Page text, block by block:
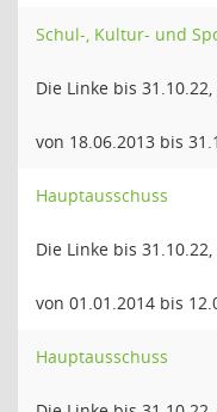
Schul-, Kultur- und
Die Linke bis
von 18.06.2013 bis
Hauptausschuss
Die Linke bis
von 01.01.2014 bis
Hauptausschuss